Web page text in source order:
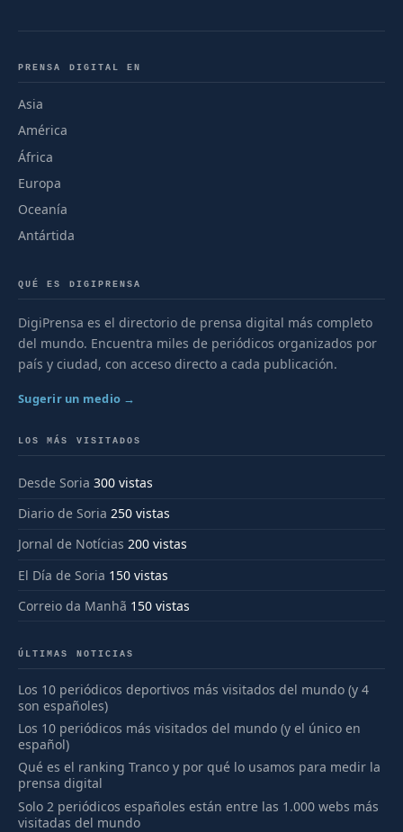
PRENSA DIGITAL EN
Asia
América
África
Europa
Oceanía
Antártida
QUÉ ES DIGIPRENSA
DigiPrensa es el directorio de prensa digital más completo
del mundo. Encuentra miles de periódicos organizados por
país y ciudad, con acceso directo a cada publicación.
Sugerir un medio →
LOS MÁS VISITADOS
Desde Soria 300 vistas
Diario de Soria 250 vistas
Jornal de Notícias 200 vistas
El Día de Soria 150 vistas
Correio da Manhã 150 vistas
ÚLTIMAS NOTICIAS
Los 10 periódicos deportivos más visitados del mundo (y 4
son españoles)
Los 10 periódicos más visitados del mundo (y el único en
español)
Qué es el ranking Tranco y por qué lo usamos para medir la
prensa digital
Solo 2 periódicos españoles están entre las 1.000 webs más
visitadas del mundo